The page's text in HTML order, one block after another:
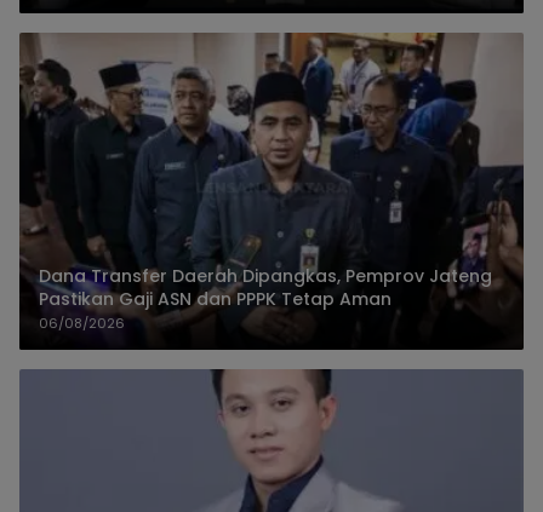
Dana Transfer Daerah Dipangkas, Pemprov Jateng
Pastikan Gaji ASN dan PPPK Tetap Aman
06/08/2026